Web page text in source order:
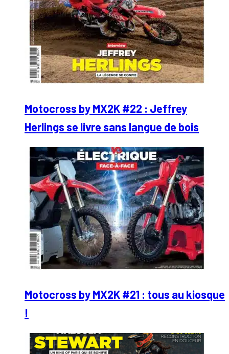
Motocross by MX2K #22 : Jeffrey
Herlings se livre sans langue de bois
Motocross by MX2K #21 : tous au kiosque
!